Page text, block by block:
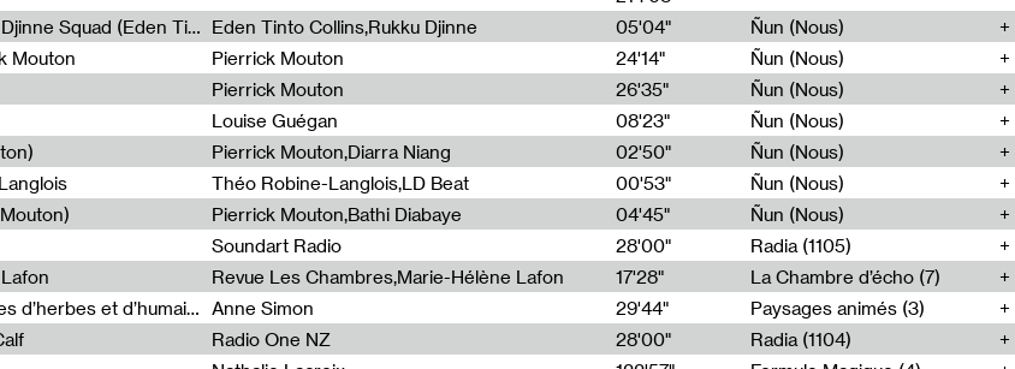
Non à l'émigration Clandestine - Rukku Djinne Squad (Eden Tinto Collins) Eden Tinto Collins,Rukku Djinne 05'04"
Ñun (Nous)
Mouton Pierrick Mouton 24'14"
Ñun (Nous)
Pierrick Mouton 26'35"
Ñun (Nous)
Louise Guégan 08'23"
Ñun (Nous)
Pierrick Mouton,Diarra Niang 02'50"
Ñun (Nous)
Théo Robine-Langlois,LD Beat 00'53"
Ñun (Nous)
Pierrick Mouton,Bathi Diabaye 04'45"
Ñun (Nous)
Soundart Radio 28'00"
Radia (1105)
Revue Les Chambres,Marie-Hélène Lafon 17'28"
La Chambre d’écho (7)
Paysages animés #3 : Prairies – Histoires d’herbes et d’humains Anne Simon 29'44"
Paysages animés (3)
Radio One NZ 28'00"
Radia (1104)